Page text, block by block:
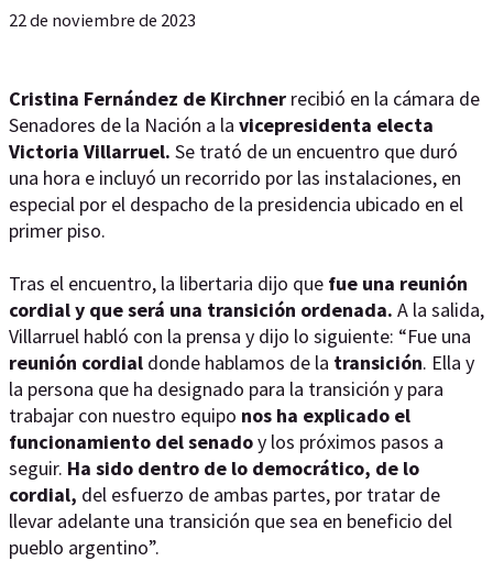
22 de noviembre de 2023
Cristina Fernández de Kirchner recibió en la cámara de
Senadores de la Nación a la vicepresidenta electa
Victoria Villarruel. Se trató de un encuentro que duró
una hora e incluyó un recorrido por las instalaciones, en
especial por el despacho de la presidencia ubicado en el
primer piso.
Tras el encuentro, la libertaria dijo que fue una reunión
cordial y que será una transición ordenada. A la salida,
Villarruel habló con la prensa y dijo lo siguiente: “Fue una
reunión cordial donde hablamos de la transición. Ella y
la persona que ha designado para la transición y para
trabajar con nuestro equipo nos ha explicado el
funcionamiento del senadoy los próximos pasos a
seguir. Ha sido dentro de lo democrático, de lo
cordial, del esfuerzo de ambas partes, por tratar de
llevar adelante una transición que sea en beneficio del
pueblo argentino”.